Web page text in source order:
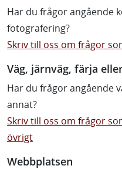
Har du frågor angående
fotografering?
Skriv till oss om frågor
Väg, järnväg, färja
Har du frågor angående
annat?
Skriv till oss om frågor
övrigt
Webbplatsen